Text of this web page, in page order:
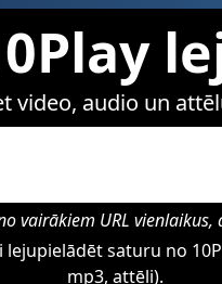
video, audio un
vairākiem URL
saturu no
mp3, attēli).